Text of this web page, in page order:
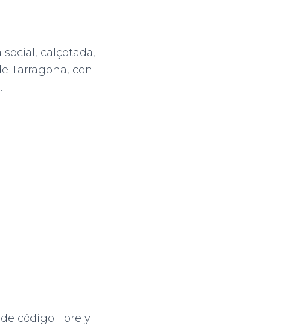
calçotada,
Tarragona, con
código libre y